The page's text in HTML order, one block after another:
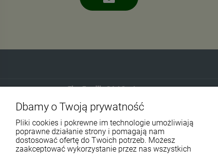
Eko-Familia GAJ Sp.Jawna
Gdańska 60
90-616 Łódź
790 727 174
Dbamy o Twoją prywatność
Pliki cookies i pokrewne im technologie umożliwiają
poprawne działanie strony i pomagają nam
dostosować ofertę do Twoich potrzeb. Możesz
zaakceptować wykorzystanie przez nas wszystkich